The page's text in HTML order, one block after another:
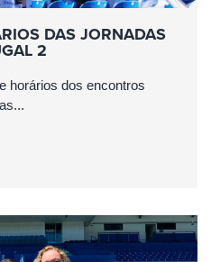
DAS JORNADAS
2
horários dos encontros